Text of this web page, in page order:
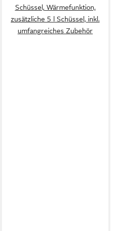
Schüssel, Wärmefunktion,
zusätzliche 5 l Schüssel, inkl.
umfangreiches Zubehör